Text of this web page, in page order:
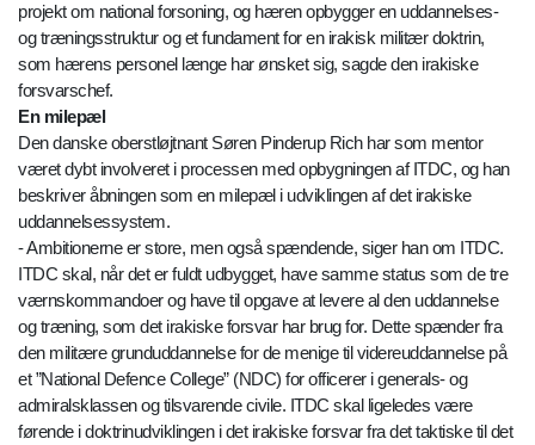
projekt om national forsoning, og hæren opbygger en uddannelses-
og træningsstruktur og et fundament for en irakisk militær doktrin,
som hærens personel længe har ønsket sig, sagde den irakiske
forsvarschef.
En milepæl
Den danske oberstløjtnant Søren Pinderup Rich har som mentor
været dybt involveret i processen med opbygningen af ITDC, og han
beskriver åbningen som en milepæl i udviklingen af det irakiske
uddannelsessystem.
- Ambitionerne er store, men også spændende, siger han om ITDC.
ITDC skal, når det er fuldt udbygget, have samme status som de tre
værnskommandoer og have til opgave at levere al den uddannelse
og træning, som det irakiske forsvar har brug for. Dette spænder fra
den militære grunduddannelse for de menige til videreuddannelse på
et ”National Defence College” (NDC) for officerer i generals- og
admiralsklassen og tilsvarende civile. ITDC skal ligeledes være
førende i doktrinudviklingen i det irakiske forsvar fra det taktiske til det